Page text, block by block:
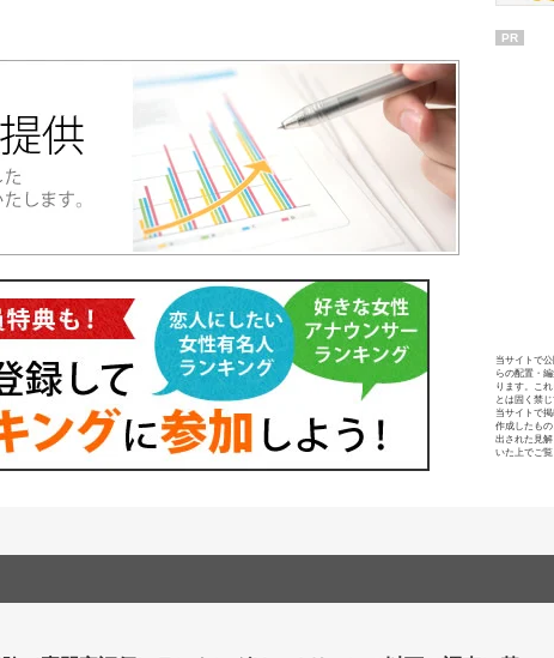
PR
当サイトで
らの配置・
ります。こ
とは固く禁じ
当サイトで
作成したも
出された見
いた上でご覧